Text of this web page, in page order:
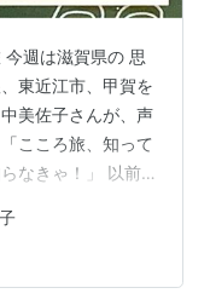
今週は滋賀県の 思
東近江市、甲賀を
美佐子さんが、声
こころ旅、知って
なきゃ！」 以前
は タマちゃんのふ
佐子さん おばさ
よ！ 頑張ってね！